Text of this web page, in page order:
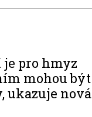
pro hmyz
mohou být
ukazuje nová